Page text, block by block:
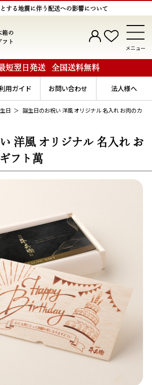
する地震に伴う配送への影響について
箱の
フト
メニュー
短翌日発送 全国送料無料
用ガイド お問い合わせ 法人様へ
日
誕生日のお祝い 洋風 オリジナル 名入れ お肉のカ
洋風 オリジナル 名入れ お
フト萬